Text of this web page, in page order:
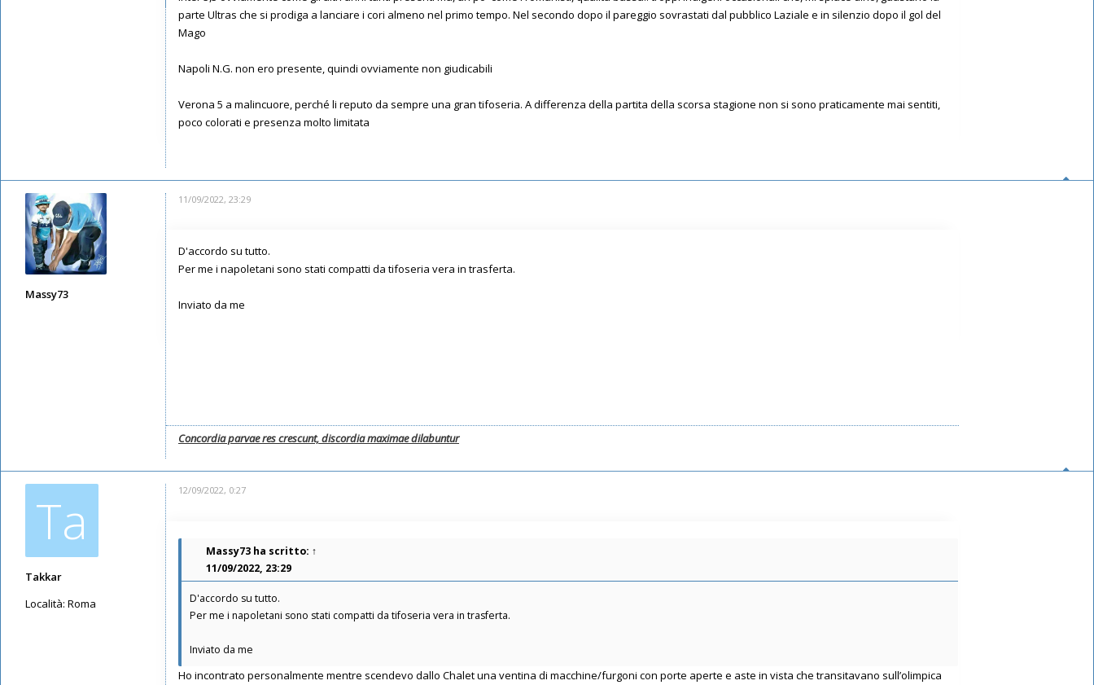
parte Ultras che si prodiga a lanciare i cori almeno nel primo tempo. Nel secondo dopo il pareggio sovrastati dal pubblico Laziale e in silenzio dopo il gol del
Mago
Napoli N.G. non ero presente, quindi ovviamente non giudicabili
Verona 5 a malincuore, perché li reputo da sempre una gran tifoseria. A differenza della partita della scorsa stagione non si sono praticamente mai sentiti,
poco colorati e presenza molto limitata
Massy73
11/09/2022, 23:29
D'accordo su tutto.
Per me i napoletani sono stati compatti da tifoseria vera in trasferta.
Inviato da me
Concordia parvae res crescunt, discordia maximae dilabuntur
Ta
Takkar
Località: Roma
12/09/2022, 0:27
Massy73 ha scritto: ↑
11/09/2022, 23:29
D'accordo su tutto.
Per me i napoletani sono stati compatti da tifoseria vera in trasferta.
Inviato da me
Ho incontrato personalmente mentre scendevo dallo Chalet una ventina di macchine/furgoni con porte aperte e aste in vista che transitavano sull’olimpica